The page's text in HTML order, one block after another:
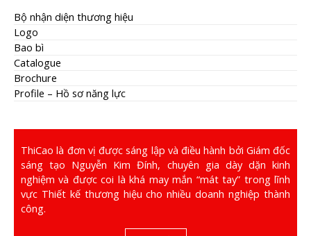
Bộ nhận diện thương hiệu
Logo
Bao bì
Catalogue
Brochure
Profile – Hồ sơ năng lực
ThiCao là đơn vị được sáng lập và điều hành bởi Giám đốc
sáng tạo Nguyễn Kim Đính, chuyên gia dày dặn kinh
nghiệm và được coi là khá may mắn “mát tay” trong lĩnh
vực Thiết kế thương hiệu cho nhiều doanh nghiệp thành
công.